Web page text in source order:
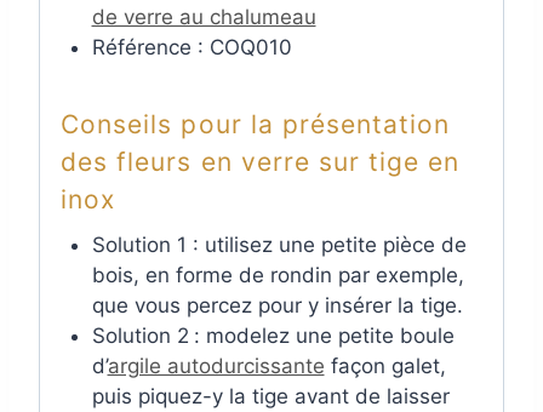
de verre au chalumeau
Référence : COQ010
Conseils pour la présentation
des fleurs en verre sur tige en
inox
Solution 1 : utilisez une petite pièce de
bois, en forme de rondin par exemple,
que vous percez pour y insérer la tige.
Solution 2 : modelez une petite boule
d’argile autodurcissante façon galet,
puis piquez-y la tige avant de laisser